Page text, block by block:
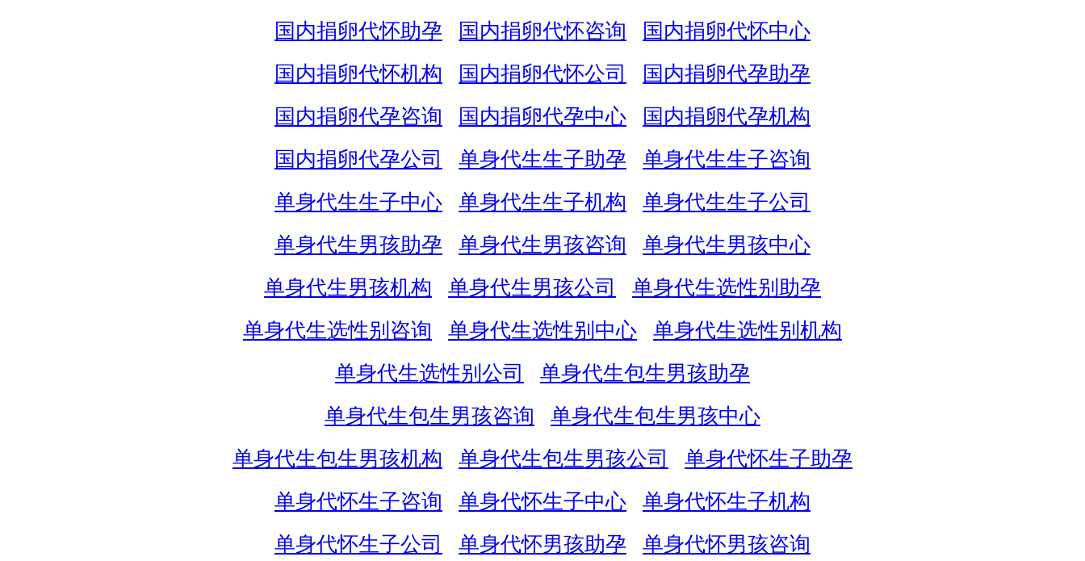
国内捐卵代怀助孕
国内捐卵代怀咨询
国内捐卵代怀中心
国内捐卵代怀机构
国内捐卵代怀公司
国内捐卵代孕助孕
国内捐卵代孕咨询
国内捐卵代孕中心
国内捐卵代孕机构
国内捐卵代孕公司
单身代生生子助孕
单身代生生子咨询
单身代生生子中心
单身代生生子机构
单身代生生子公司
单身代生男孩助孕
单身代生男孩咨询
单身代生男孩中心
单身代生男孩机构
单身代生男孩公司
单身代生选性别助孕
单身代生选性别咨询
单身代生选性别中心
单身代生选性别机构
单身代生选性别公司
单身代生包生男孩助孕
单身代生包生男孩咨询
单身代生包生男孩中心
单身代生包生男孩机构
单身代生包生男孩公司
单身代怀生子助孕
单身代怀生子咨询
单身代怀生子中心
单身代怀生子机构
单身代怀生子公司
单身代怀男孩助孕 单身代怀男孩咨询